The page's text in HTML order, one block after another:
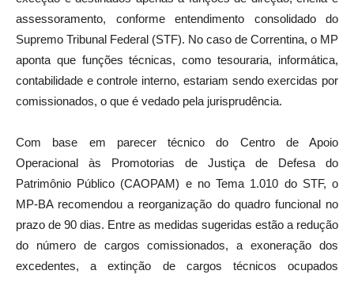
assessoramento, conforme entendimento consolidado do
Supremo Tribunal Federal (STF). No caso de Correntina, o MP
aponta que funções técnicas, como tesouraria, informática,
contabilidade e controle interno, estariam sendo exercidas por
comissionados, o que é vedado pela jurisprudência.
Com base em parecer técnico do Centro de Apoio
Operacional às Promotorias de Justiça de Defesa do
Patrimônio Público (CAOPAM) e no Tema 1.010 do STF, o
MP-BA recomendou a reorganização do quadro funcional no
prazo de 90 dias. Entre as medidas sugeridas estão a redução
do número de cargos comissionados, a exoneração dos
excedentes, a extinção de cargos técnicos ocupados